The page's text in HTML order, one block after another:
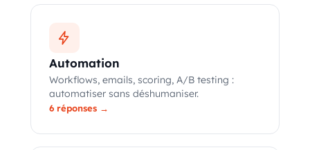
Automation
Workflows, emails, scoring, A/B testing :
automatiser sans déshumaniser.
6 réponses →